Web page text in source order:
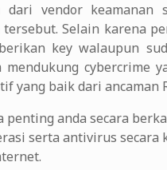
dari vendor
Selain karena
key walaupun
cybercrime
yang baik dari ancaman
penting anda secara
serta antivirus secara